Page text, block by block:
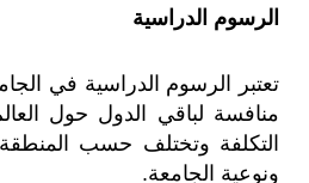
الرسوم الدراسية
تعتبر الرسوم الدراسية في
منافسة لباقي الدول حول
التكلفة وتختلف حسب
ونوعية الجامعة.